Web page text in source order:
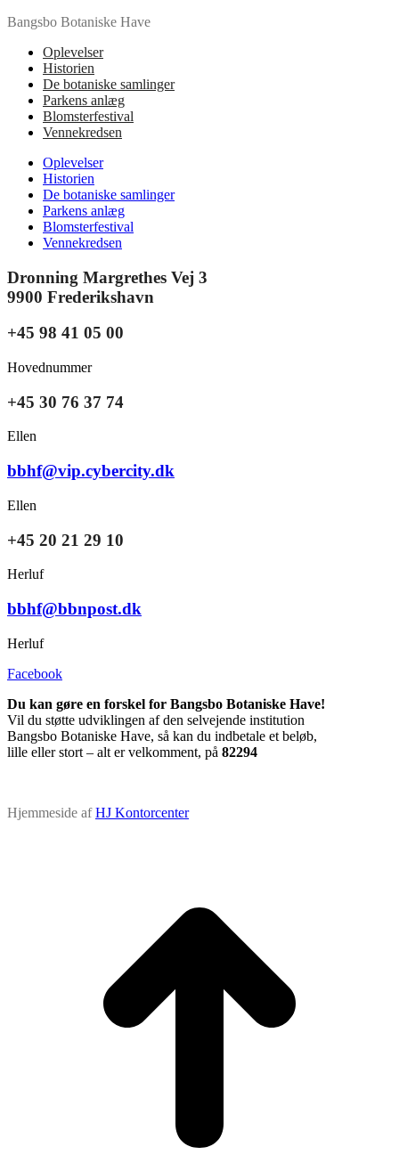
Bangsbo Botaniske Have
Oplevelser
Historien
De botaniske samlinger
Parkens anlæg
Blomsterfestival
Vennekredsen
Oplevelser
Historien
De botaniske samlinger
Parkens anlæg
Blomsterfestival
Vennekredsen
Dronning Margrethes Vej 3
9900 Frederikshavn
+45 98 41 05 00
Hovednummer
+45 30 76 37 74
Ellen
bbhf@vip.cybercity.dk
Ellen
+45 20 21 29 10
Herluf
bbhf@bbnpost.dk
Herluf
Facebook
Du kan gøre en forskel for Bangsbo Botaniske Have!
Vil du støtte udviklingen af den selvejende institution
Bangsbo Botaniske Have, så kan du indbetale et beløb,
lille eller stort – alt er velkomment, på 82294
Hjemmeside afHJ Kontorcenter